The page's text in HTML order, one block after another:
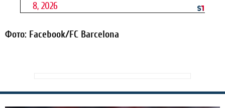
8, 2026
Фото: Facebook/FC Barcelona